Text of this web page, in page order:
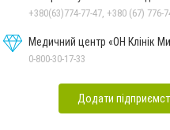
Медичний центр «ОН Клінік
0-800-30-17-33
Додати